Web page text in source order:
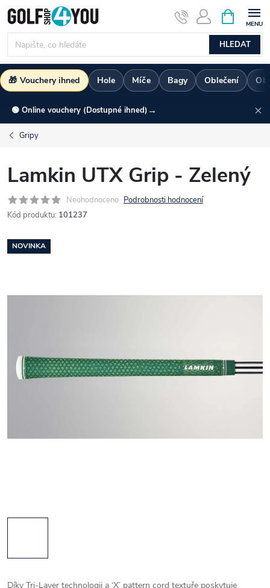
Přejít
na
obsah
HLEDAT
NÁKUPNÍ
KOŠÍK
🎁 Vouchery ihned Hole Míče Bagy Oblečení
🟢 Online vouchery (Dostupné ihned) →
Gripy
Lamkin UTX Grip - Zelený
Neohodnoceno Podrobnosti hodnocení
Kód produktu: 101237
NOVINKA
Díky Tri-Layer technologii a ‘X’ pattern cord textuře poskytuje